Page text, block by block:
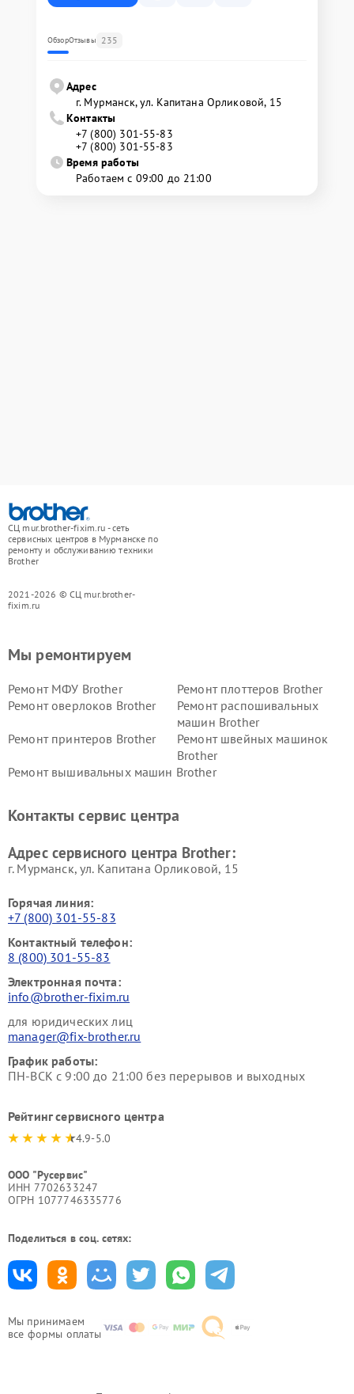
ОбзорОтзывы 235
Адрес
г. Мурманск, ул. Капитана Орликовой, 15
Контакты
+7 (800) 301-55-83
+7 (800) 301-55-83
Время работы
Работаем с 09:00 до 21:00
СЦ mur.brother-fixim.ru - сеть
сервисных центров в Мурманске по
ремонту и обслуживанию техники
Brother
2021-2026 © СЦ mur.brother-
fixim.ru
Мы принимаем
все формы оплаты
Мы ремонтируем
Ремонт МФУ Brother
Ремонт плоттеров Brother
Ремонт оверлоков Brother
Ремонт распошивальных
машин Brother
Ремонт принтеров Brother
Ремонт швейных машинок
Brother
Ремонт вышивальных машин Brother
Контакты сервис центра
Адрес сервисного центра Brother:
г. Мурманск, ул. Капитана Орликовой, 15
Горячая линия:
+7 (800) 301-55-83
Контактный телефон:
8 (800) 301-55-83
Электронная почта:
info@brother-fixim.ru
для юридических лиц
manager@fix-brother.ru
График работы:
ПН-ВСК с 9:00 до 21:00 без перерывов и выходных
Рейтинг сервисного центра
4.9-5.0
ООО "Русервис"
ИНН 7702633247
ОГРН 1077746335776
Поделиться в соц. сетях: